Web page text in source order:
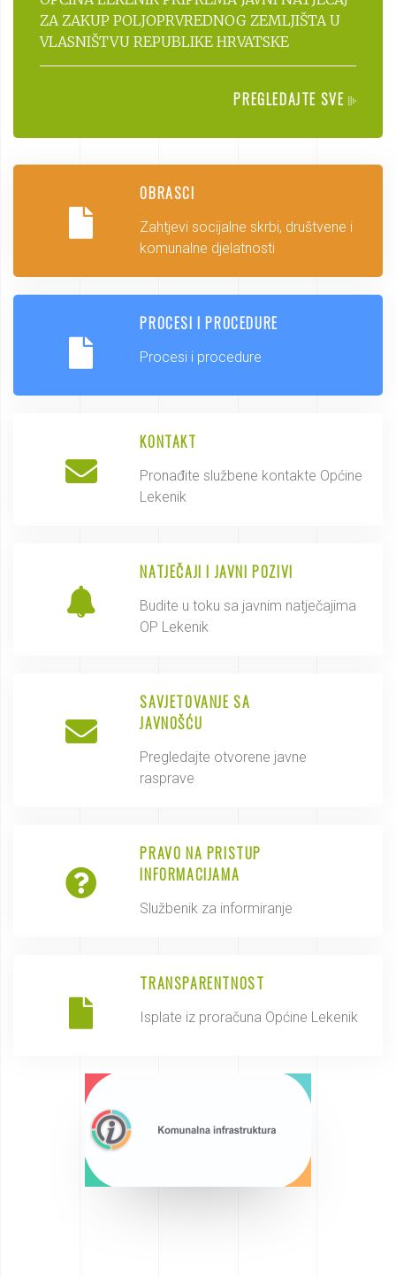
ZA ZAKUP POLJOPRVREDNOG ZEMLJIŠTA U
VLASNIŠTVU REPUBLIKE HRVATSKE
PREGLEDAJTE SVE
OBRASCI
Zahtjevi socijalne skrbi, društvene i
komunalne djelatnosti
PROCESI I PROCEDURE
Procesi i procedure
KONTAKT
Pronađite službene kontakte Općine
Lekenik
NATJEČAJI I JAVNI POZIVI
Budite u toku sa javnim natječajima
OP Lekenik
SAVJETOVANJE SA
JAVNOŠĆU
Pregledajte otvorene javne
rasprave
PRAVO NA PRISTUP
INFORMACIJAMA
Službenik za informiranje
TRANSPARENTNOST
Isplate iz proračuna Općine Lekenik